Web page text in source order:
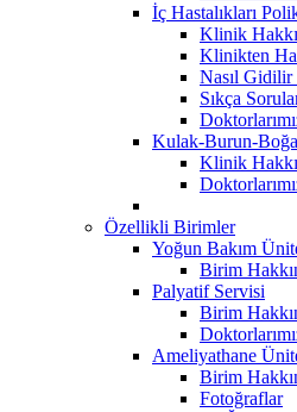
İç Hastalıkları
Klinik
Klinikten
Nasıl Gidilir
Sıkça
Kulak-Burun-
Klinik
Özellikli Birimler
Yoğun Bakım
Birim
Palyatif Servisi
Birim
Ameliyathane
Birim
Fotoğraflar